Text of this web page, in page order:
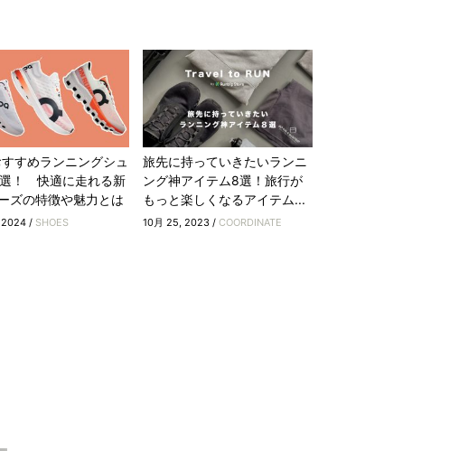
すめランニングシュ
！ 快適に走れる新
ズの特徴や魅力とは
2024 / SHOES
旅先に持っていきたいランニ
ング神アイテム8選！旅行が
もっと楽しくなるアイテム...
10月 25, 2023 / COORDINATE